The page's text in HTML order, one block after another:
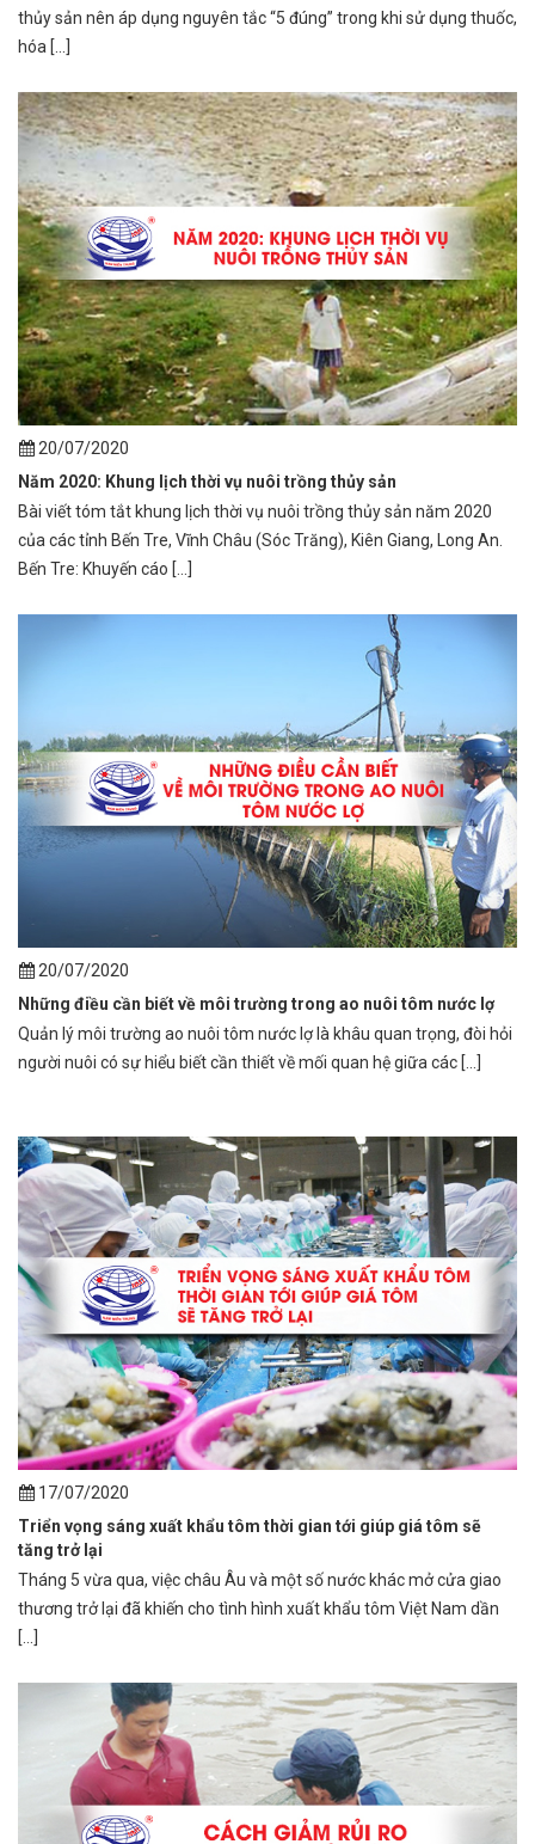
thủy sản nên áp dụng nguyên tắc “5 đúng” trong khi sử dụng thuốc,
hóa [...]
20/07/2020
Năm 2020: Khung lịch thời vụ nuôi trồng thủy sản
Bài viết tóm tắt khung lịch thời vụ nuôi trồng thủy sản năm 2020
của các tỉnh Bến Tre, Vĩnh Châu (Sóc Trăng), Kiên Giang, Long An.
Bến Tre: Khuyến cáo [...]
20/07/2020
Những điều cần biết về môi trường trong ao nuôi tôm nước lợ
Quản lý môi trường ao nuôi tôm nước lợ là khâu quan trọng, đòi hỏi
người nuôi có sự hiểu biết cần thiết về mối quan hệ giữa các [...]
17/07/2020
Triển vọng sáng xuất khẩu tôm thời gian tới giúp giá tôm sẽ
tăng trở lại
Tháng 5 vừa qua, việc châu Âu và một số nước khác mở cửa giao
thương trở lại đã khiến cho tình hình xuất khẩu tôm Việt Nam dần
[...]